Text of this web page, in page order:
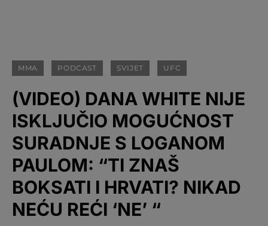
MMA PODCAST SVIJET UFC
(VIDEO) DANA WHITE NIJE
ISKLJUČIO MOGUĆNOST
SURADNJE S LOGANOM
PAULOM: “TI ZNAŠ
BOKSATI I HRVATI? NIKAD
NEĆU REĆI ‘NE’ “